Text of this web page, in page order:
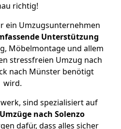
richtig!
ein Umzugsunternehmen
Unterstützung
Möbelmontage und allem
stressfreien Umzug nach
nach Münster benötigt
wird.
sind spezialisiert auf
nach Solenzo
dafür, dass alles sicher